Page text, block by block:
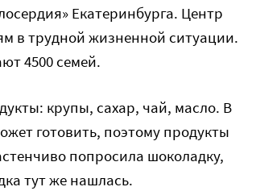
Екатеринбурга. Центр
в трудной жизненной ситуации.
4500 семей.
крупы, сахар, чай, масло. В
готовить, поэтому продукты
попросила шоколадку,
тут же нашлась.